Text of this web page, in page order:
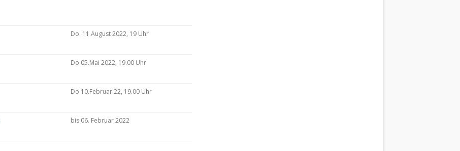
Do. 11.August 2022, 19 Uhr
Do 05.Mai 2022, 19.00 Uhr
Do 10.Februar 22, 19.00 Uhr
bis 06. Februar 2022